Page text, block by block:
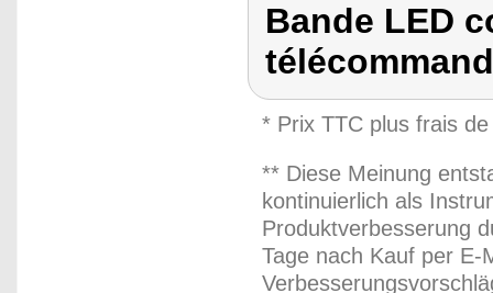
Bande LED
* Prix TTC plus frais
** Diese Meinung
kontinuierlich als
Produktverbesserung
Tage nach Kauf per E-